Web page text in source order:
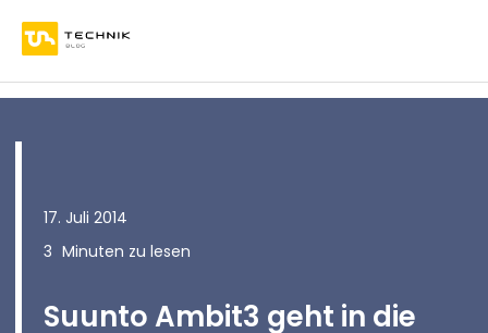
17. Juli 2014
3 Minuten zu lesen
Suunto Ambit3 geht in die